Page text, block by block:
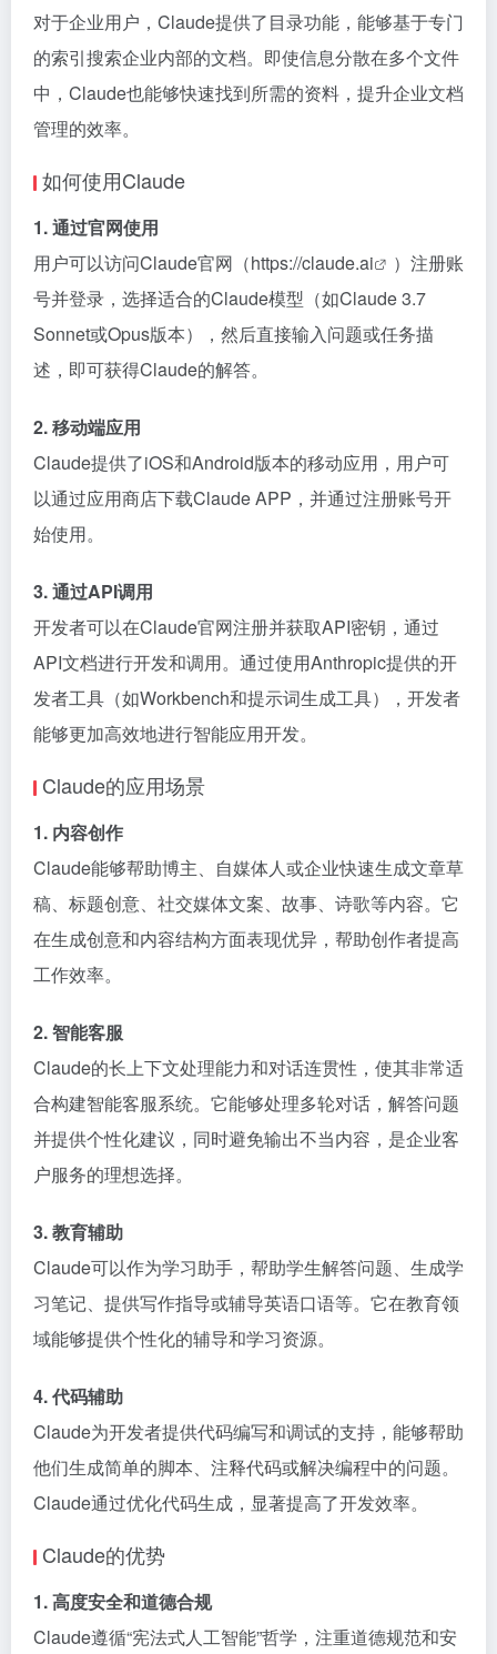
对于企业用户，Claude提供了目录功能，能够基于专门
的索引搜索企业内部的文档。即使信息分散在多个文件
中，Claude也能够快速找到所需的资料，提升企业文档
管理的效率。
如何使用Claude
1. 通过官网使用
用户可以访问Claude官网（https://claude.ai
）注册账
号并登录，选择适合的Claude模型（如Claude 3.7
Sonnet或Opus版本），然后直接输入问题或任务描
述，即可获得Claude的解答。
2. 移动端应用
Claude提供了iOS和Android版本的移动应用，用户可
以通过应用商店下载Claude APP，并通过注册账号开
始使用。
3. 通过API调用
开发者可以在Claude官网注册并获取API密钥，通过
API文档进行开发和调用。通过使用Anthropic提供的开
发者工具（如Workbench和提示词生成工具），开发者
能够更加高效地进行智能应用开发。
Claude的应用场景
1. 内容创作
Claude能够帮助博主、自媒体人或企业快速生成文章草
稿、标题创意、社交媒体文案、故事、诗歌等内容。它
在生成创意和内容结构方面表现优异，帮助创作者提高
工作效率。
2. 智能客服
Claude的长上下文处理能力和对话连贯性，使其非常适
合构建智能客服系统。它能够处理多轮对话，解答问题
并提供个性化建议，同时避免输出不当内容，是企业客
户服务的理想选择。
3. 教育辅助
Claude可以作为学习助手，帮助学生解答问题、生成学
习笔记、提供写作指导或辅导英语口语等。它在教育领
域能够提供个性化的辅导和学习资源。
4. 代码辅助
Claude为开发者提供代码编写和调试的支持，能够帮助
他们生成简单的脚本、注释代码或解决编程中的问题。
Claude通过优化代码生成，显著提高了开发效率。
Claude的优势
1. 高度安全和道德合规
Claude遵循“宪法式人工智能”哲学，注重道德规范和安